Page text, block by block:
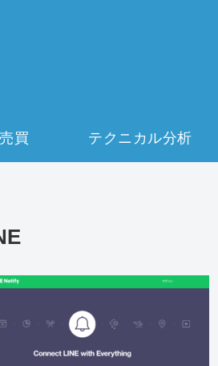
買 テクニカル分析